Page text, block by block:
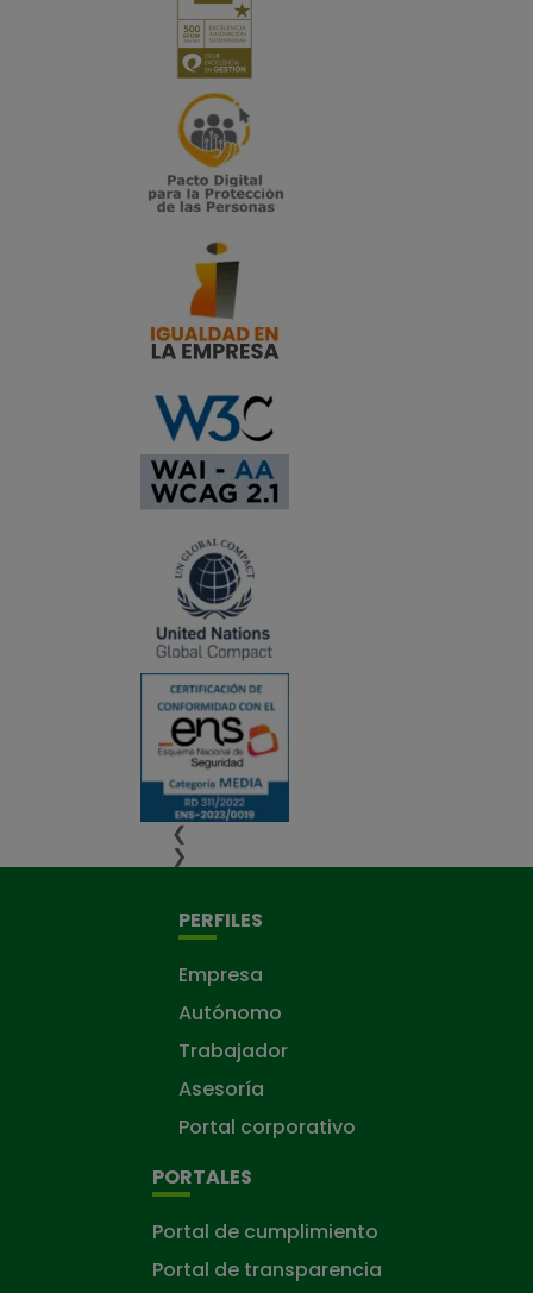
❮
❯
PERFILES
Empresa
Autónomo
Trabajador
Asesoría
Portal corporativo
PORTALES
Portal de cumplimiento
Portal de transparencia